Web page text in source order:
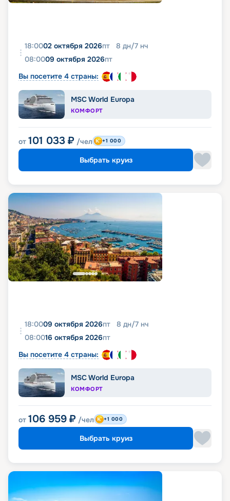
18:0002 октября 2026пт 8 дн/7 нч
08:0009 октября 2026пт
Вы посетите 4 страны:
MSC World Europa
КОМФОРТ
от 101 033 ₽ /чел +1 000
Выбрать круиз
18:0009 октября 2026пт 8 дн/7 нч
08:0016 октября 2026пт
Вы посетите 4 страны:
MSC World Europa
КОМФОРТ
от 106 959 ₽ /чел +1 000
Выбрать круиз